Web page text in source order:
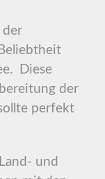
der
Diese
der
perfekt
und